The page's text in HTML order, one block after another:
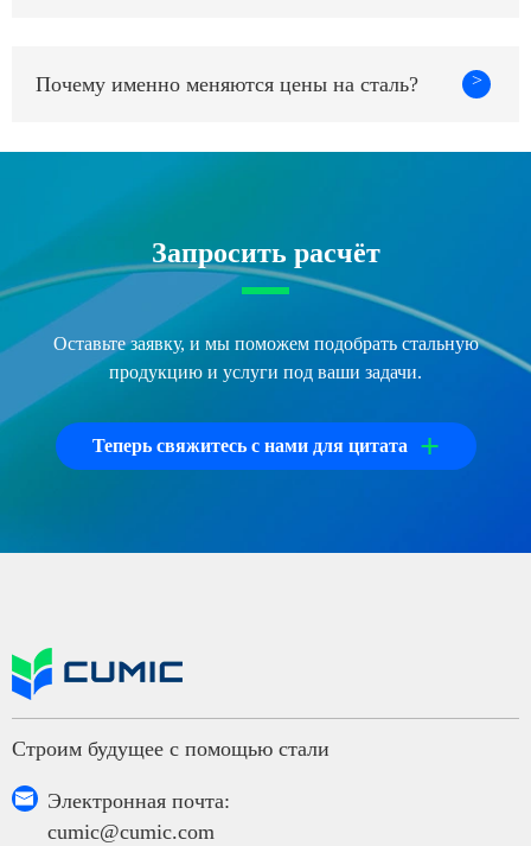
Почему именно меняются цены на сталь? >
Запросить расчёт
Оставьте заявку, и мы поможем подобрать стальную
продукцию и услуги под ваши задачи.
Теперь свяжитесь с нами для цитата +
Строим будущее с помощью стали

Электронная почта:
cumic@cumic.com